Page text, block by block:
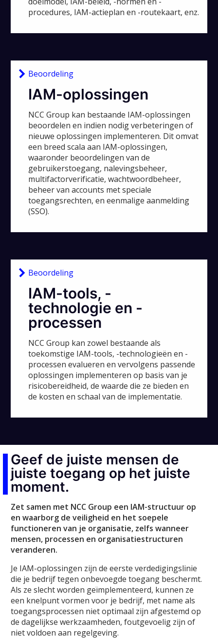
procedures, IAM-actieplan en -routekaart, enz.
Beoordeling
IAM-oplossingen
NCC Group kan bestaande IAM-oplossingen
beoordelen en indien nodig verbeteringen of
nieuwe oplossingen implementeren. Dit omvat
een breed scala aan IAM-oplossingen,
waaronder beoordelingen van de
gebruikerstoegang, nalevingsbeheer,
multifactorverificatie, wachtwoordbeheer,
beheer van accounts met speciale
toegangsrechten, en eenmalige aanmelding
(SSO).
Beoordeling
IAM-tools, -
technologie en -
processen
NCC Group kan zowel bestaande als
toekomstige IAM-tools, -technologieën en -
processen evalueren en vervolgens passende
oplossingen implementeren op basis van je
risicobereidheid, de waarde die ze bieden en
de kosten en schaal van de implementatie.
Geef de juiste mensen de
juiste toegang op het juiste
moment.
Zet samen met NCC Group een IAM-structuur op
en waarborg de veiligheid en het soepele
functioneren van je organisatie, zelfs wanneer
mensen, processen en organisatiestructuren
veranderen.
Je IAM-oplossingen zijn de eerste verdedigingslinie
die je bedrijf tegen onbevoegde toegang beschermt.
Als ze slecht worden geïmplementeerd, kunnen ze
een knelpunt vormen voor je bedrijf, met name als
toegangsprocessen niet optimaal zijn afgestemd op
de dagelijkse werkzaamheden, foutgevoelig zijn of
niet voldoen aan regelgeving.